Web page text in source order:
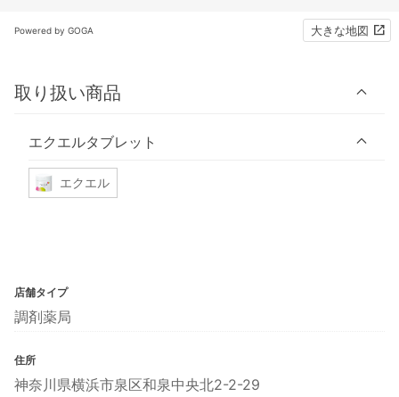
Powered by GOGA 大きな地図
取り扱い商品
エクエルタブレット
エクエル
店舗タイプ
調剤薬局
住所
神奈川県横浜市泉区和泉中央北2-2-29